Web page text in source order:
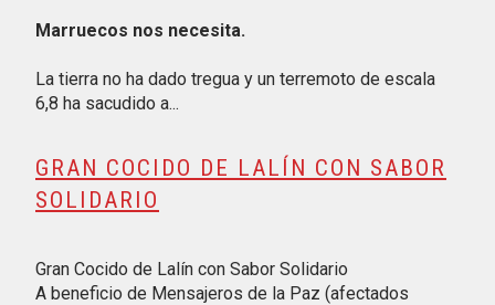
Marruecos nos necesita.
La tierra no ha dado tregua y un terremoto de escala
6,8 ha sacudido a...
GRAN COCIDO DE LALÍN CON SABOR
SOLIDARIO
Gran Cocido de Lalín con Sabor Solidario
A beneficio de Mensajeros de la Paz (afectados